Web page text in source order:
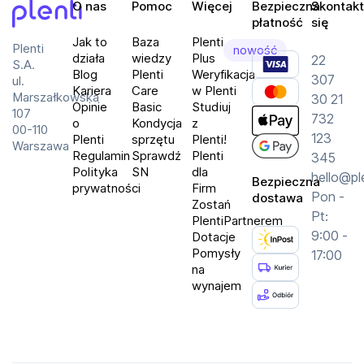
Motorola Moto G57 Power 5G obsługuje 5G, Wi‑Fi,
NFC, Bluetooth 5.1 oraz USB-C. Dzięki temu
wygodnie zapłacisz telefonem, szybko połączysz
się z akcesoriami i pozostaniesz online tam, gdzie
tego potrzebujesz.
Zawartość zestawu
W komplecie otrzymujesz:
kabel USB-C,
Najważniejsze parametry
ekran: 6,72 cala, IPS, 2400 x 1800 px, 120 Hz,
Plenti
S.A.
ul.
Marszałkowska
107
00-110
Warszawa
O nas
Jak to
działa
Blog
Kariera
Opinie
o
Plenti
Regulamin
Polityka
prywatności
Pomoc
Baza
wiedzy
Plenti
Care
Basic
Kondycja
sprzętu
Sprawdź
SN
Więcej
Plenti
Plus
nowość
Weryfikacja
w Plenti
Studiuj
z
Plenti!
Plenti
dla
Firm
Zostań
PlentiPartnerem
Dotacje
Pomysły
na
wynajem
Bezpieczna
płatność
Bezpieczna
dostawa
się
22
307
30 21
732
123
345
Pon -
Pt:
9:00 -
17:00